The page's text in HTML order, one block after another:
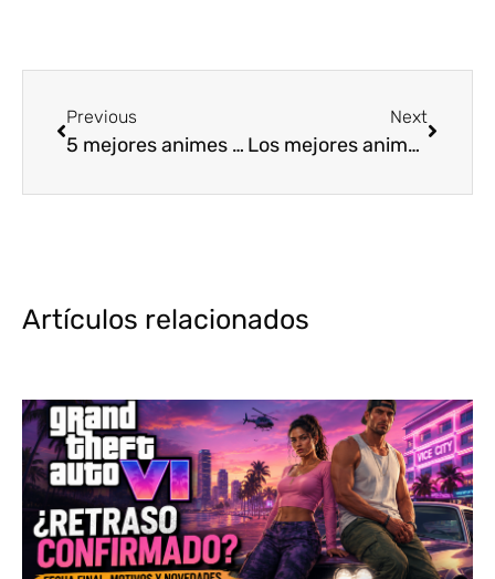
Previous
5 mejores animes de Acción Primavera 2020
Next
Los mejores animes de Acción Verano 2020 [Top 5]
Artículos relacionados